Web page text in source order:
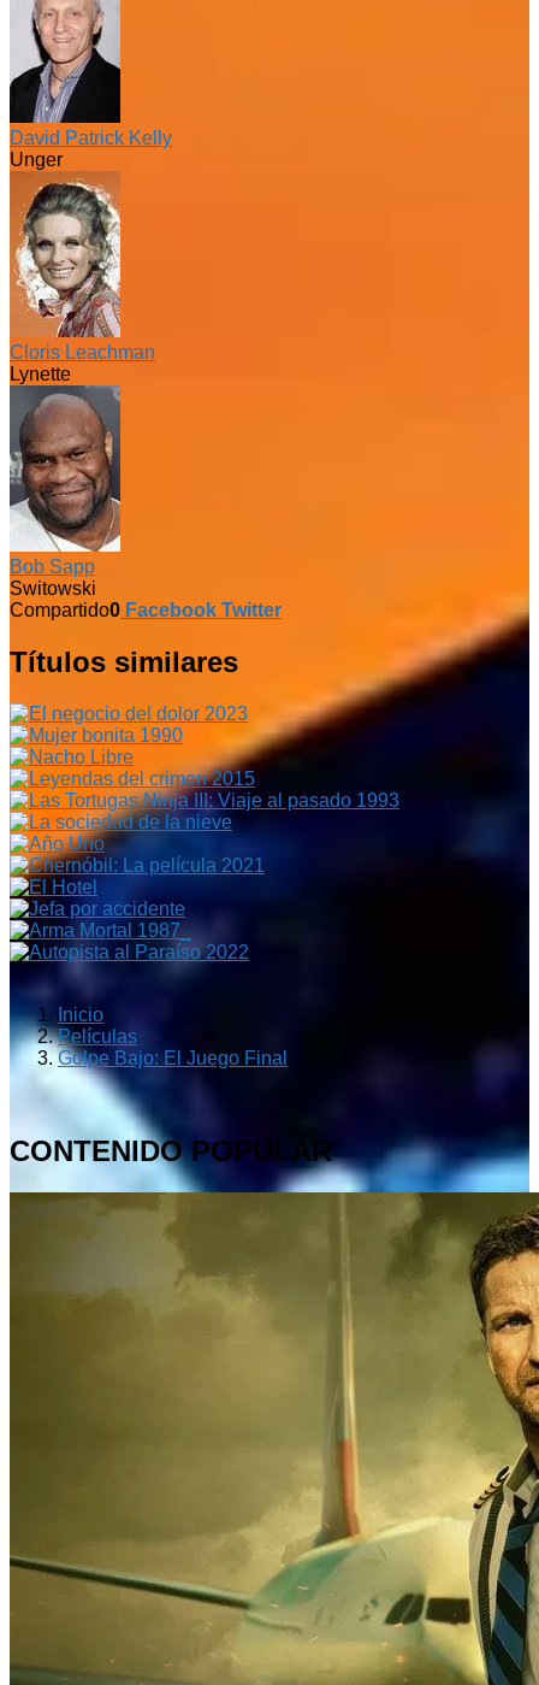
David Patrick Kelly
Unger
Cloris Leachman
Lynette
Bob Sapp
Switowski
Compartido0 Facebook Twitter
Títulos similares
Inicio
Películas
Golpe Bajo: El Juego Final
CONTENIDO POPULAR